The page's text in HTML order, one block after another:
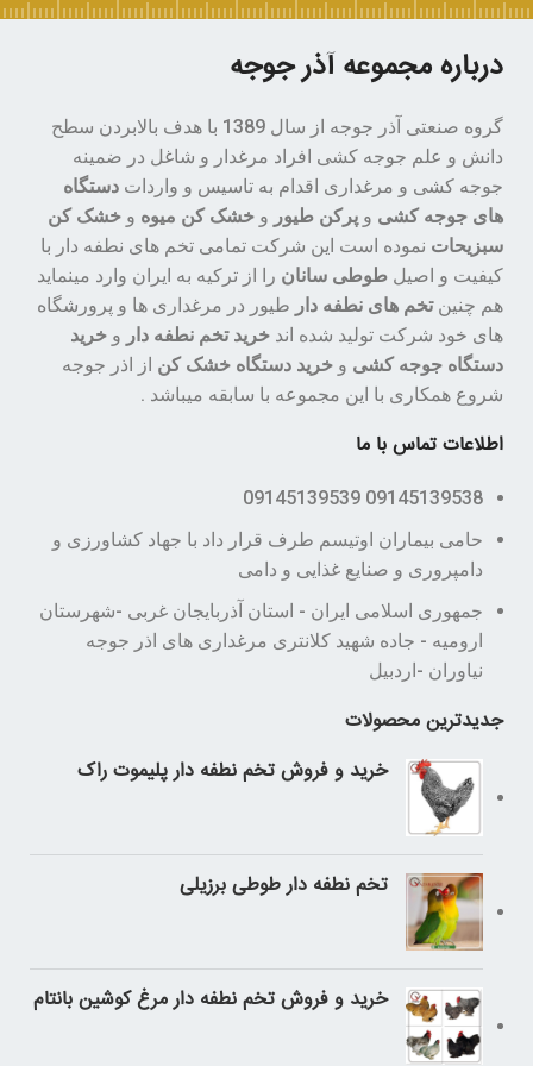
درباره مجموعه آذر جوجه
گروه صنعتی آذر جوجه از سال 1389 با هدف بالابردن سطح
دانش و علم جوجه کشی افراد مرغدار و شاغل در ضمینه
جوجه کشی و مرغداری اقدام به تاسیس و وارداتدستگاه
های جوجه کشی وپرکن طیور وخشک کن میوه وخشک کن
سبزیحات نموده است این شرکت تمامی تخم های نطفه دار با
کیفیت و اصیلطوطی سانان را از ترکیه به ایران وارد مینماید
هم چنینتخم های نطفه دار طیور در مرغداری ها و پرورشگاه
های خود شرکت تولید شده اندخرید تخم نطفه دار وخرید
دستگاه جوجه کشی وخرید دستگاه خشک کن از اذر جوجه
شروع همکاری با این مجموعه با سابقه میباشد .
اطلاعات تماس با ما
09145139538 09145139539
حامی بیماران اوتیسم طرف قرار داد با جهاد کشاورزی و
دامپروری و صنایع غذایی و دامی
جمهوری اسلامی ایران - استان آذربایجان غربی -شهرستان
ارومیه - جاده شهید کلانتری مرغداری های اذر جوجه
نیاوران -اردبیل
جدیدترین محصولات
خرید و فروش تخم نطفه دار پلیموت راک
تخم نطفه دار طوطی برزیلی
خرید و فروش تخم نطفه دار مرغ کوشین بانتام